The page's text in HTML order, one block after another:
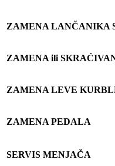
ZAMENA LANČANIKA
ZAMENA ili SKRAĆ
ZAMENA LEVE
ZAMENA PEDALA
SERVIS MENJAČA